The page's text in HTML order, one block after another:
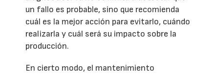
un fallo es probable, sino que recomienda
cuál es la mejor acción para evitarlo, cuándo
realizarla y cuál será su impacto sobre la
producción.
En cierto modo, el mantenimiento